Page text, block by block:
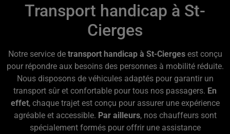
Transport handicap à St-
Cierges
Notre service de transport handicap à St-Ciergesest conçu
pour répondre aux besoins des personnes à mobilité réduite.
Nous disposons de véhicules adaptés pour garantir un
transport sûr et confortable pour tous nos passagers. En
effet, chaque trajet est conçu pour assurer une expérience
agréable et accessible. Par ailleurs, nos chauffeurs sont
spécialement formés pour offrir une assistance